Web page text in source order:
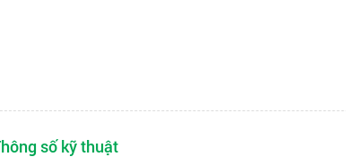
số kỹ thuật